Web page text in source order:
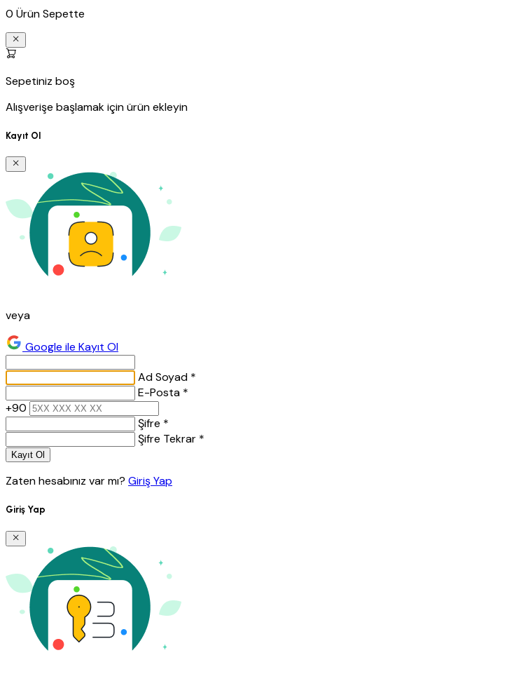
0 Ürün Sepette
Sepetiniz boş
Alışverişe başlamak için ürün ekleyin
Kayıt Ol
veya
Google ile Kayıt Ol
Ad Soyad *
E-Posta *
+90
Şifre *
Şifre Tekrar *
Kayıt Ol
Zaten hesabınız var mı? Giriş Yap
Giriş Yap